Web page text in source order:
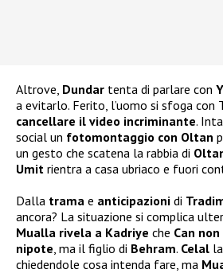
Altrove, Dundar tenta di parlare con
a evitarlo. Ferito, l’uomo si sfoga con
cancellare il video incriminante.
social un fotomontaggio con Oltan
un gesto che scatena la rabbia di
Umit rientra a casa ubriaco e fuori
Dalla trama e anticipazioni di
ancora? La situazione si complica
Mualla rivela a Kadriye che Can
nipote, ma il figlio di Behram. Celal
chiedendole cosa intenda fare, ma